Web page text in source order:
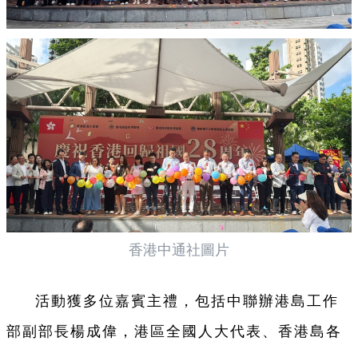
香港中通社圖片
活動獲多位嘉賓主禮，包括中聯辦港島工作
部副部長楊成偉，港區全國人大代表、香港島各